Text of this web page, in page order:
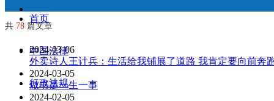
首页
中国法律
行政法规
共 78 篇文章
2024-03-06
外卖诗人王计兵：生活给我铺展了道路 我肯定要向前奔
2024-03-05
做书是一生一事
2024-02-05